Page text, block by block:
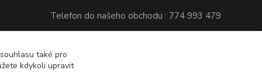
Telefon do našeho obchodu : 774 993 479
také pro
kdykoli upravit